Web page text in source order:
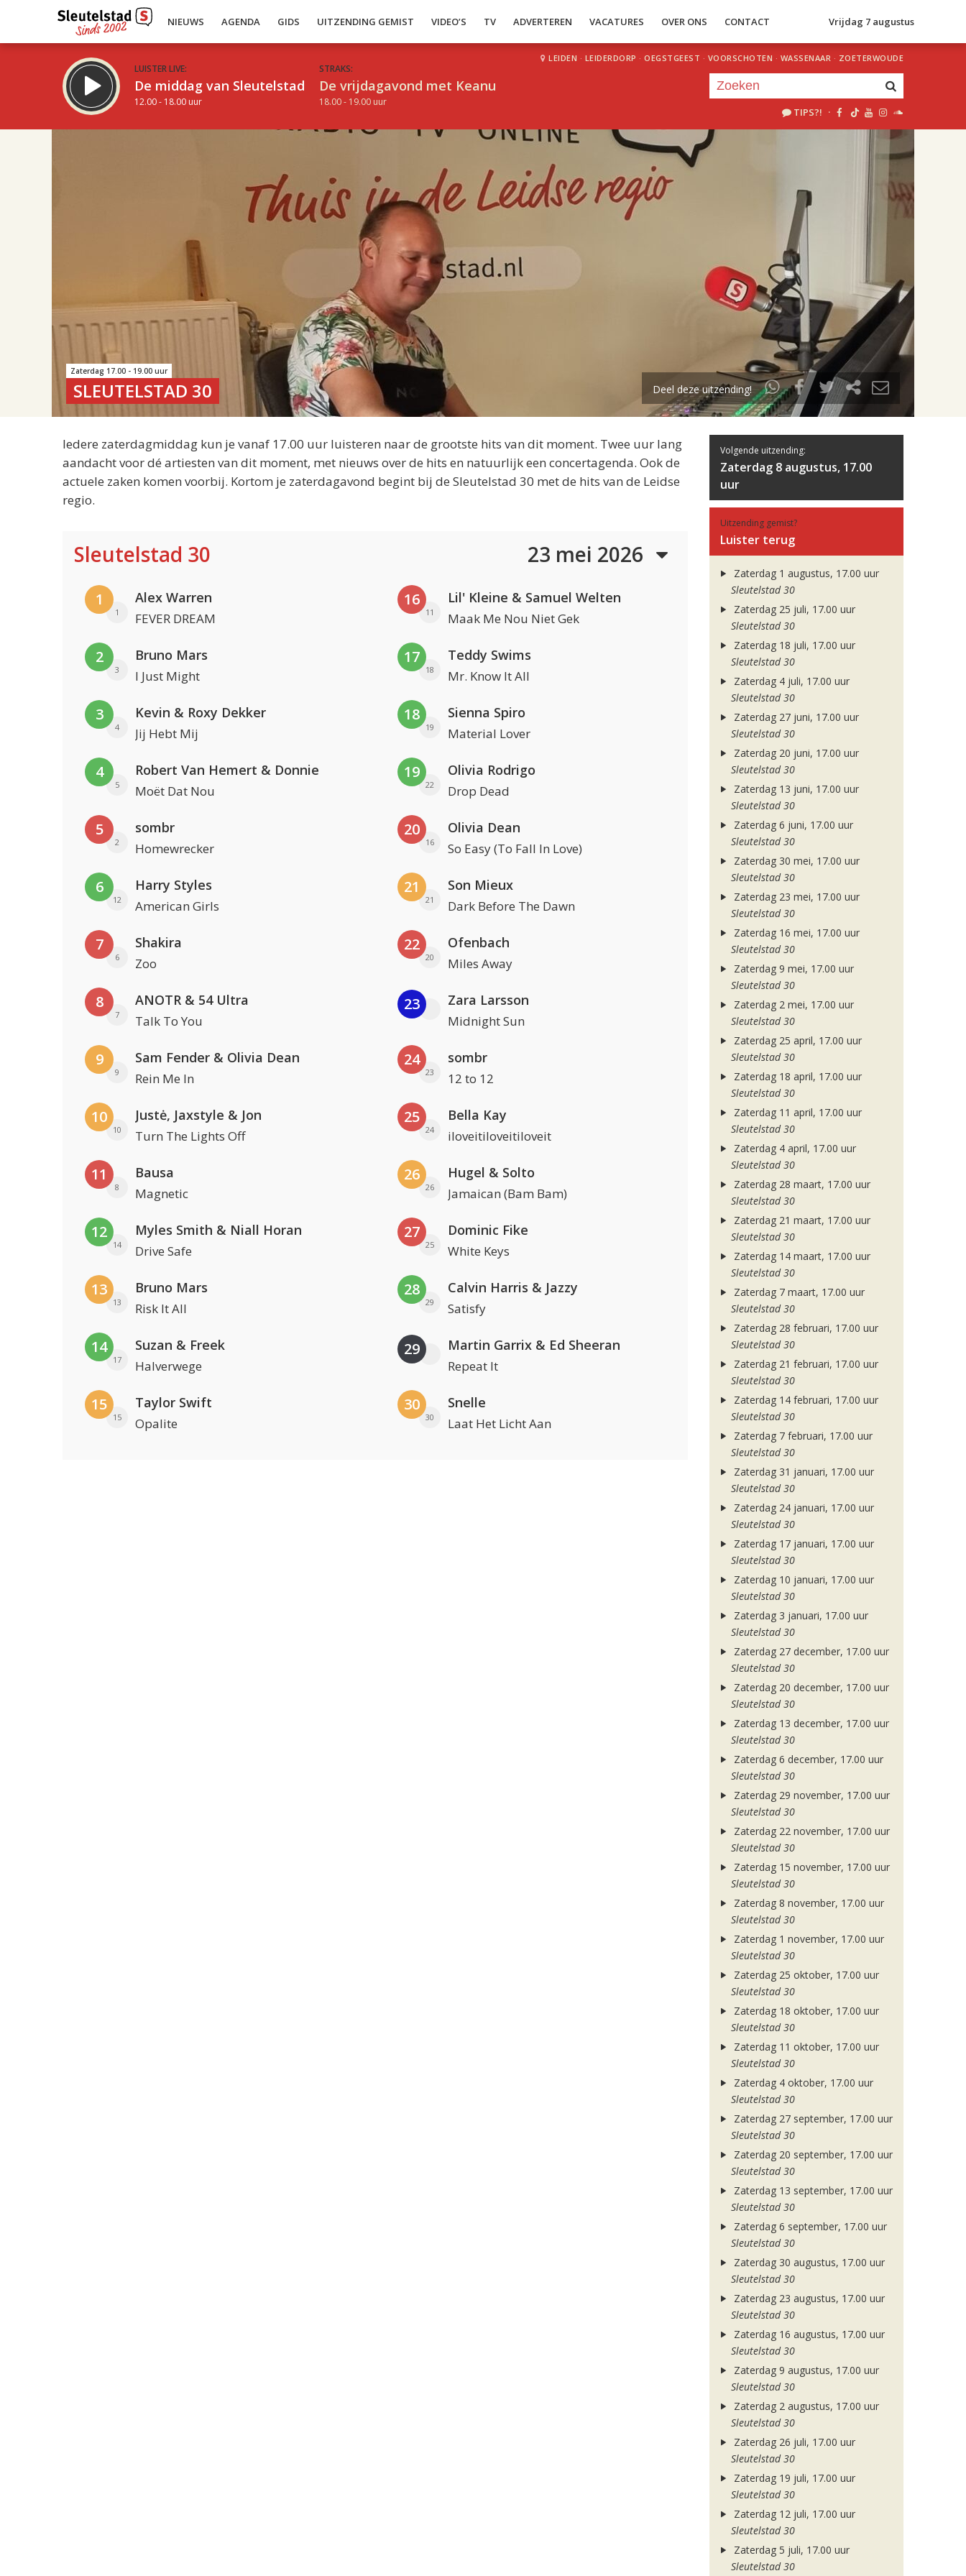
NIEUWS AGENDA GIDS UITZENDING GEMIST VIDEO’S TV ADVERTEREN VACATURES OVER ONS CONTACT Vrijdag 7 augustus
LUISTER LIVE:
De middag van Sleutelstad
12.00 - 18.00 uur
STRAKS:
De vrijdagavond met Keanu
18.00 - 19.00 uur
LEIDEN · LEIDERDORP · OEGSTGEEST · VOORSCHOTEN · WASSENAAR · ZOETERWOUDE
TIPS?! ·
uur 1 van 2
Volgend uur
Zaterdag 17.00 - 19.00 uur
SLEUTELSTAD 30 Deel deze uitzending!
Iedere zaterdagmiddag kun je vanaf 17.00 uur luisteren naar de grootste hits van dit moment. Twee uur lang
aandacht voor dé artiesten van dit moment, met nieuws over de hits en natuurlijk een concertagenda. Ook de
actuele zaken komen voorbij. Kortom je zaterdagavond begint bij de Sleutelstad 30 met de hits van de Leidse
regio.
Sleutelstad 30 23 mei 2026
1
1
Alex Warren
FEVER DREAM
2
3
Bruno Mars
I Just Might
3
4
Kevin & Roxy Dekker
Jij Hebt Mij
4
5
Robert Van Hemert & Donnie
Moët Dat Nou
5
2
sombr
Homewrecker
6
12
Harry Styles
American Girls
7
6
Shakira
Zoo
8
7
ANOTR & 54 Ultra
Talk To You
9
9
Sam Fender & Olivia Dean
Rein Me In
10
10
Justė, Jaxstyle & Jon
Turn The Lights Off
11
8
Bausa
Magnetic
12
14
Myles Smith & Niall Horan
Drive Safe
13
13
Bruno Mars
Risk It All
14
17
Suzan & Freek
Halverwege
15
15
Taylor Swift
Opalite
16
11
Lil' Kleine & Samuel Welten
Maak Me Nou Niet Gek
17
18
Teddy Swims
Mr. Know It All
18
19
Sienna Spiro
Material Lover
19
22
Olivia Rodrigo
Drop Dead
20
16
Olivia Dean
So Easy (To Fall In Love)
21
21
Son Mieux
Dark Before The Dawn
22
20
Ofenbach
Miles Away
23 Zara Larsson
Midnight Sun
24
23
sombr
12 to 12
25
24
Bella Kay
iloveitiloveitiloveit
26
26
Hugel & Solto
Jamaican (Bam Bam)
27
25
Dominic Fike
White Keys
28
29
Calvin Harris & Jazzy
Satisfy
29 Martin Garrix & Ed Sheeran
Repeat It
30
30
Snelle
Laat Het Licht Aan
Volgende uitzending:
Zaterdag 8 augustus, 17.00
uur
Uitzending gemist?
Luister terug
Zaterdag 1 augustus, 17.00 uur
Sleutelstad 30
Zaterdag 25 juli, 17.00 uur
Sleutelstad 30
Zaterdag 18 juli, 17.00 uur
Sleutelstad 30
Zaterdag 4 juli, 17.00 uur
Sleutelstad 30
Zaterdag 27 juni, 17.00 uur
Sleutelstad 30
Zaterdag 20 juni, 17.00 uur
Sleutelstad 30
Zaterdag 13 juni, 17.00 uur
Sleutelstad 30
Zaterdag 6 juni, 17.00 uur
Sleutelstad 30
Zaterdag 30 mei, 17.00 uur
Sleutelstad 30
Zaterdag 23 mei, 17.00 uur
Sleutelstad 30
Zaterdag 16 mei, 17.00 uur
Sleutelstad 30
Zaterdag 9 mei, 17.00 uur
Sleutelstad 30
Zaterdag 2 mei, 17.00 uur
Sleutelstad 30
Zaterdag 25 april, 17.00 uur
Sleutelstad 30
Zaterdag 18 april, 17.00 uur
Sleutelstad 30
Zaterdag 11 april, 17.00 uur
Sleutelstad 30
Zaterdag 4 april, 17.00 uur
Sleutelstad 30
Zaterdag 28 maart, 17.00 uur
Sleutelstad 30
Zaterdag 21 maart, 17.00 uur
Sleutelstad 30
Zaterdag 14 maart, 17.00 uur
Sleutelstad 30
Zaterdag 7 maart, 17.00 uur
Sleutelstad 30
Zaterdag 28 februari, 17.00 uur
Sleutelstad 30
Zaterdag 21 februari, 17.00 uur
Sleutelstad 30
Zaterdag 14 februari, 17.00 uur
Sleutelstad 30
Zaterdag 7 februari, 17.00 uur
Sleutelstad 30
Zaterdag 31 januari, 17.00 uur
Sleutelstad 30
Zaterdag 24 januari, 17.00 uur
Sleutelstad 30
Zaterdag 17 januari, 17.00 uur
Sleutelstad 30
Zaterdag 10 januari, 17.00 uur
Sleutelstad 30
Zaterdag 3 januari, 17.00 uur
Sleutelstad 30
Zaterdag 27 december, 17.00 uur
Sleutelstad 30
Zaterdag 20 december, 17.00 uur
Sleutelstad 30
Zaterdag 13 december, 17.00 uur
Sleutelstad 30
Zaterdag 6 december, 17.00 uur
Sleutelstad 30
Zaterdag 29 november, 17.00 uur
Sleutelstad 30
Zaterdag 22 november, 17.00 uur
Sleutelstad 30
Zaterdag 15 november, 17.00 uur
Sleutelstad 30
Zaterdag 8 november, 17.00 uur
Sleutelstad 30
Zaterdag 1 november, 17.00 uur
Sleutelstad 30
Zaterdag 25 oktober, 17.00 uur
Sleutelstad 30
Zaterdag 18 oktober, 17.00 uur
Sleutelstad 30
Zaterdag 11 oktober, 17.00 uur
Sleutelstad 30
Zaterdag 4 oktober, 17.00 uur
Sleutelstad 30
Zaterdag 27 september, 17.00 uur
Sleutelstad 30
Zaterdag 20 september, 17.00 uur
Sleutelstad 30
Zaterdag 13 september, 17.00 uur
Sleutelstad 30
Zaterdag 6 september, 17.00 uur
Sleutelstad 30
Zaterdag 30 augustus, 17.00 uur
Sleutelstad 30
Zaterdag 23 augustus, 17.00 uur
Sleutelstad 30
Zaterdag 16 augustus, 17.00 uur
Sleutelstad 30
Zaterdag 9 augustus, 17.00 uur
Sleutelstad 30
Zaterdag 2 augustus, 17.00 uur
Sleutelstad 30
Zaterdag 26 juli, 17.00 uur
Sleutelstad 30
Zaterdag 19 juli, 17.00 uur
Sleutelstad 30
Zaterdag 12 juli, 17.00 uur
Sleutelstad 30
Zaterdag 5 juli, 17.00 uur
Sleutelstad 30